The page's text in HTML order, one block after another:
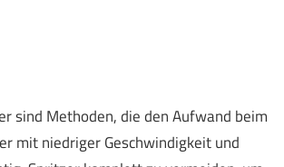
sind Methoden, die den Aufwand beim
mit niedriger Geschwindigkeit und